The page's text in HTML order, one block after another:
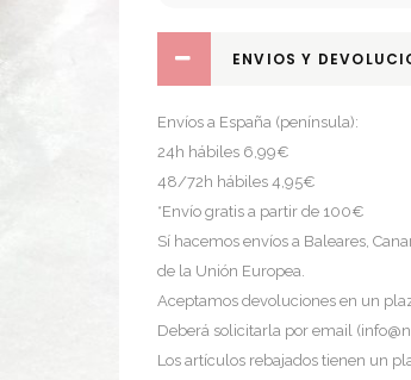
ENVIOS Y
Envíos a España (península):
24h hábiles 6,99€
48/72h hábiles 4,95€
*Envío gratis a partir de 100€
Sí hacemos envíos a Baleares,
de la Unión Europea.
Aceptamos devoluciones en un
Deberá solicitarla por email (
Los artículos rebajados tienen un